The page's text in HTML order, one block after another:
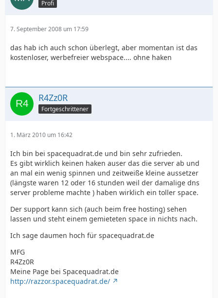
Profi
7. September 2008 um 17:59
das hab ich auch schon überlegt, aber momentan ist das
kostenloser, werbefreier webspace.... ohne haken
R4Zz0R
Fortgeschrittener
1. März 2010 um 16:42
Ich bin bei spacequadrat.de und bin sehr zufrieden.
Es gibt wirklich keinen haken auser das die server ab und
an mal ein wenig spinnen und zeitweiße kleine aussetzer
(längste waren 12 oder 16 stunden weil der damalige dns
server probleme machte ) haben wirklich ein toller space.
Der support kann sich (auch beim free hosting) sehen
lassen und steht einem gemieteten space in nichts nach.
Ich sage daumen hoch für spacequadrat.de
MFG
R4Zz0R
Meine Page bei Spacequadrat.de
http://razzor.spacequadrat.de/